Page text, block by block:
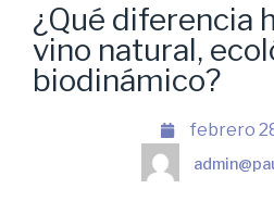
¿Qué diferencia
vino natural,
biodinámico?
febrero